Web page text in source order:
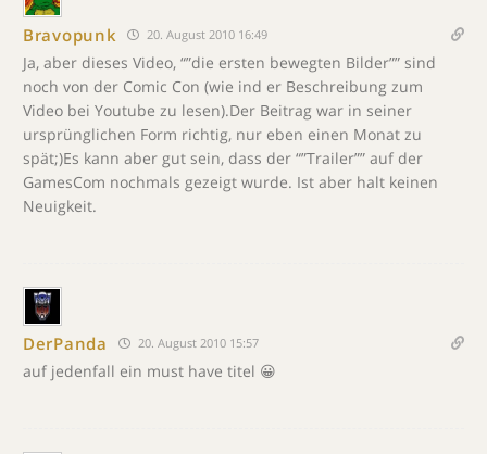
Bravopunk 20. August 2010 16:49
Ja, aber dieses Video, “”die ersten bewegten Bilder”” sind
noch von der Comic Con (wie ind er Beschreibung zum
Video bei Youtube zu lesen).Der Beitrag war in seiner
ursprünglichen Form richtig, nur eben einen Monat zu
spät;)Es kann aber gut sein, dass der “”Trailer”” auf der
GamesCom nochmals gezeigt wurde. Ist aber halt keinen
Neuigkeit.
DerPanda 20. August 2010 15:57
auf jedenfall ein must have titel 😀